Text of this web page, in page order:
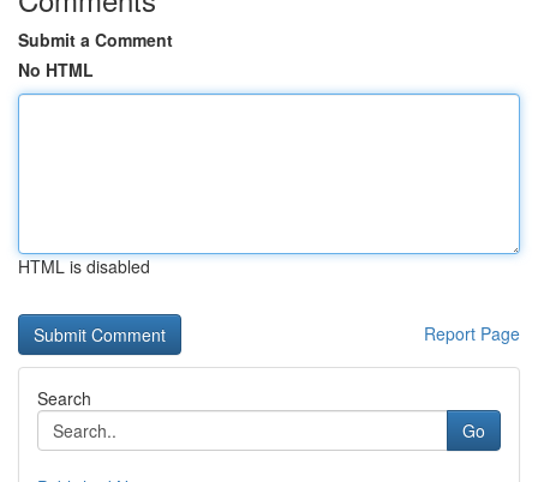
Submit a Comment
No HTML
HTML is disabled
Report Page
Search
Go